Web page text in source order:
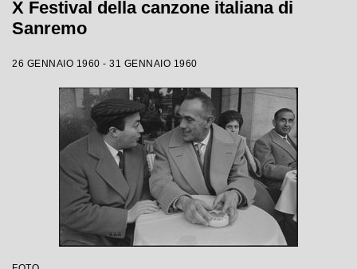
X Festival della canzone italiana di
Sanremo
26 GENNAIO 1960 - 31 GENNAIO 1960